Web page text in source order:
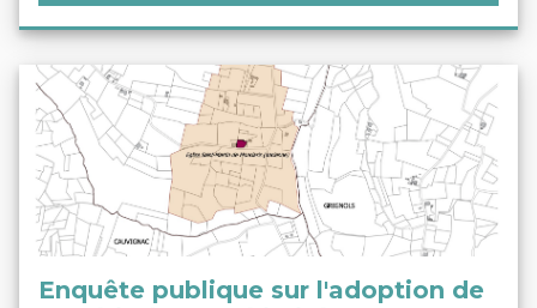
Enquête publique sur l'adoption de